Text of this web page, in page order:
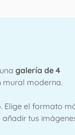
galería de 4
mural moderna.
Elige el formato
añadir tus